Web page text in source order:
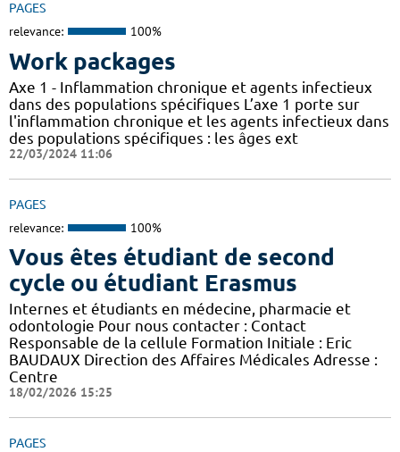
PAGES
relevance: 100%
Work packages
Axe 1 - Inflammation chronique et agents infectieux
dans des populations spécifiques L’axe 1 porte sur
l'inflammation chronique et les agents infectieux dans
des populations spécifiques : les âges ext
22/03/2024 11:06
PAGES
relevance: 100%
Vous êtes étudiant de second
cycle ou étudiant Erasmus
Internes et étudiants en médecine, pharmacie et
odontologie Pour nous contacter : Contact
Responsable de la cellule Formation Initiale : Eric
BAUDAUX Direction des Affaires Médicales Adresse :
Centre
18/02/2026 15:25
PAGES